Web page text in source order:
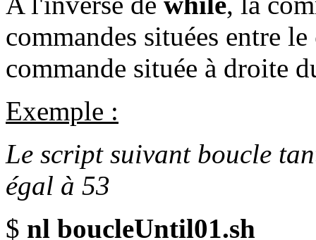
commandes situées entre le
commande située à droite
Exemple :
Le script suivant boucle
égal à 53
$ nl boucleUntil01.sh